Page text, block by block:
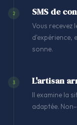
2 SMS de
Vous recevez
d'expérience,
sonne.
3 L'artisan
Il examine la
adaptée.